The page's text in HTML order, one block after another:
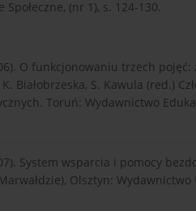
Społeczne, (nr 1), s. 124-130.
O funkcjonowaniu trzech pojęć:
Białobrzeska, S. Kawula (red.)
Toruń: Wydawnictwo
System wsparcia i pomocy
Olsztyn: